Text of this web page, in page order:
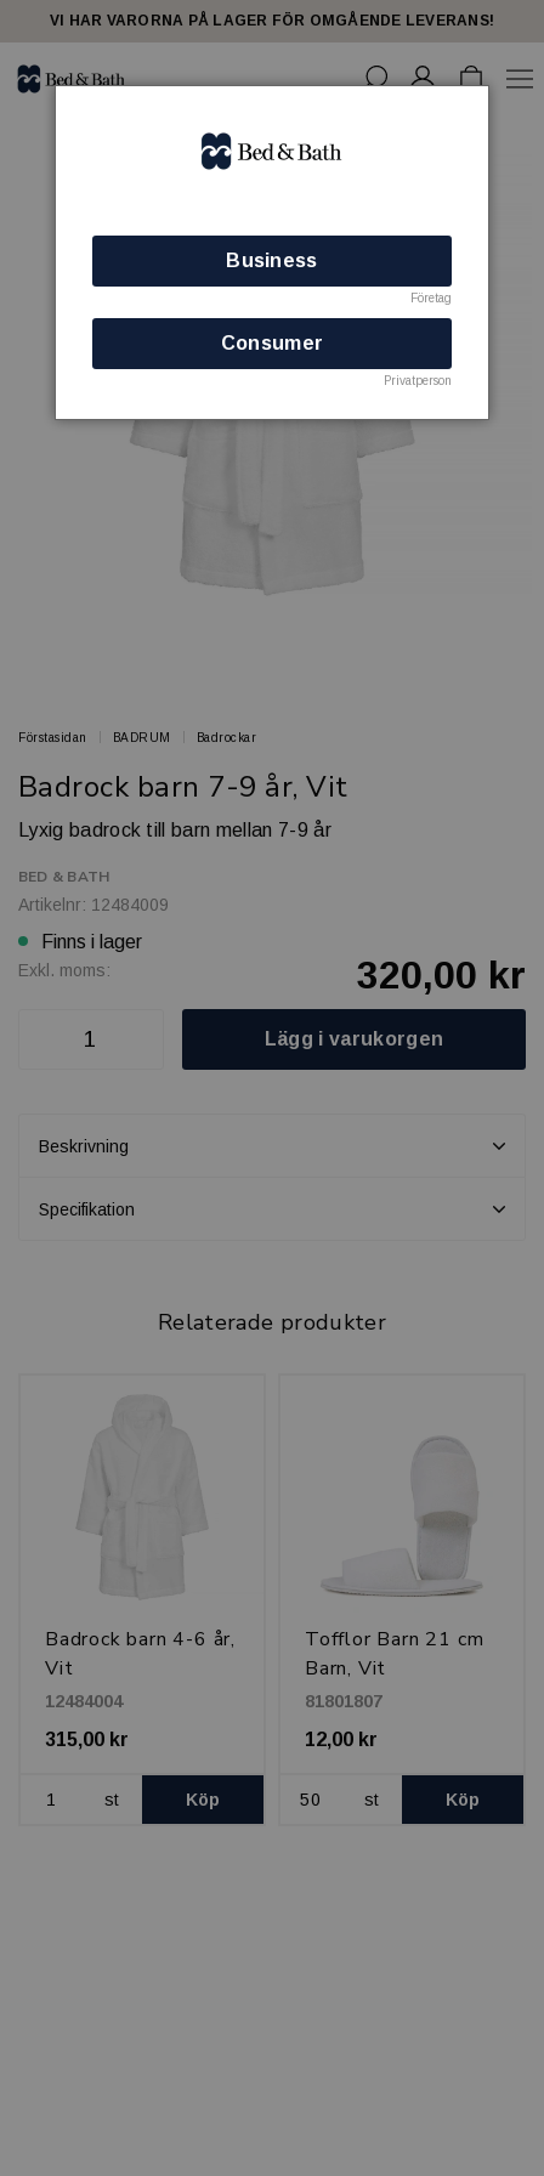
VI HAR VARORNA PÅ LAGER FÖR OMGÅENDE LEVERANS!
Förstasidan BADRUM Badrockar
Badrock barn 7-9 år, Vit
Lyxig badrock till barn mellan 7-9 år
BED & BATH
Artikelnr: 12484009
Finns i lager
Exkl. moms: 320,00 kr
Lägg i varukorgen
Beskrivning
Specifikation
Relaterade produkter
Badrock barn 4-6 år,
Vit
12484004
315,00 kr
st Köp
Tofflor Barn 21 cm
Barn, Vit
81801807
12,00 kr
st Köp
Business
Företag
Consumer
Privatperson